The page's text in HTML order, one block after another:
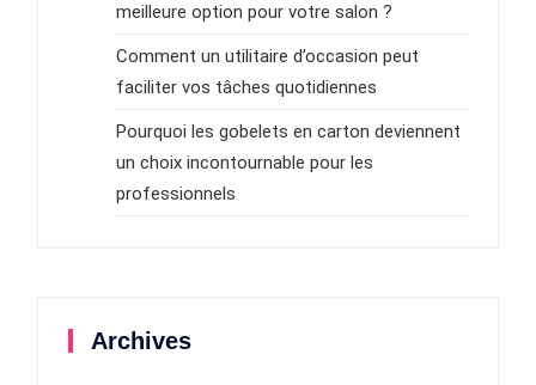
meilleure option pour votre salon ?
Comment un utilitaire d’occasion peut
faciliter vos tâches quotidiennes
Pourquoi les gobelets en carton deviennent
un choix incontournable pour les
professionnels
Archives